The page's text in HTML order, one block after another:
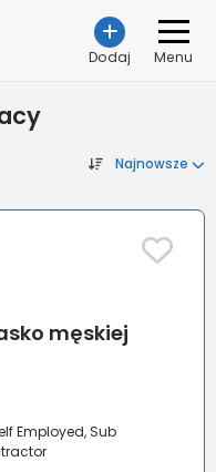
Dodaj Menu
Najnowsze
męskiej
Employed, Sub